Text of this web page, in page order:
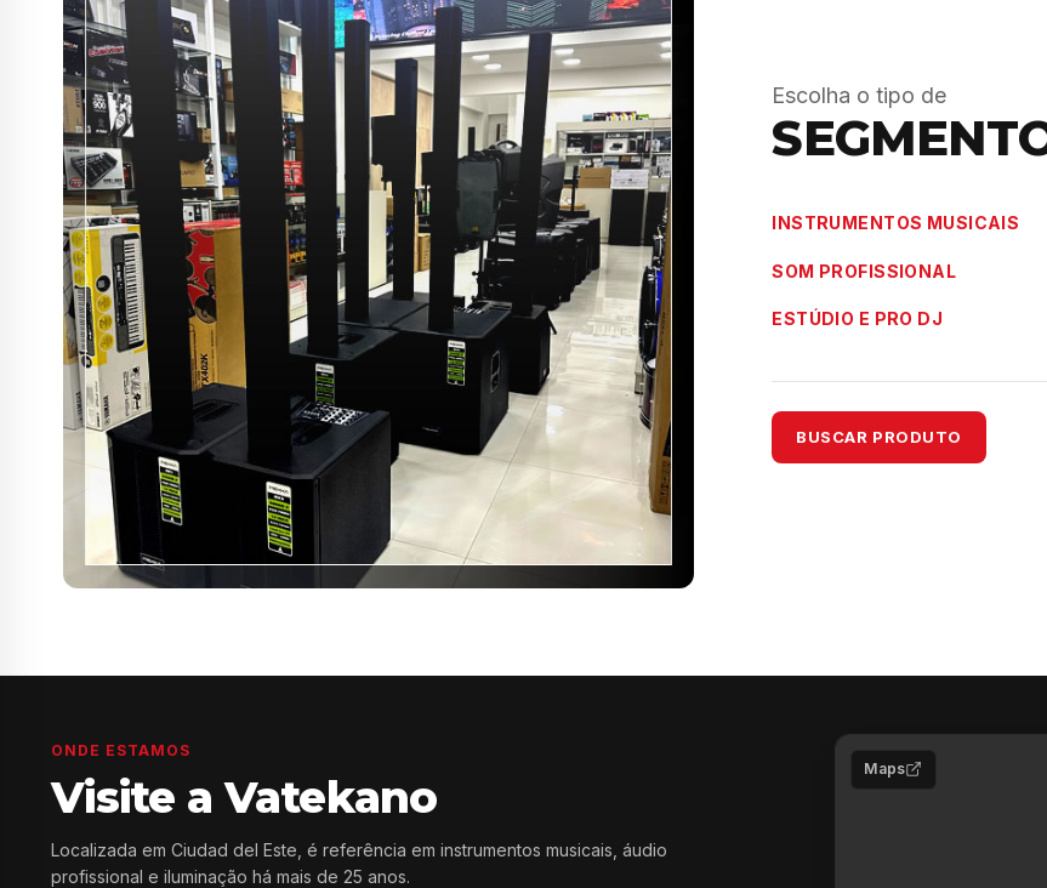
Escolha o tipo de
INSTRUMENTOS MUSICAIS
SOM PROFISSIONAL
ESTÚDIO E PRO DJ
BUSCAR PRODUTO
ONDE ESTAMOS
Visite a Vatekano
Localizada em Ciudad del Este, é referência em instrumentos musicais, áudio
profissional e iluminação há mais de 25 anos.
Maps